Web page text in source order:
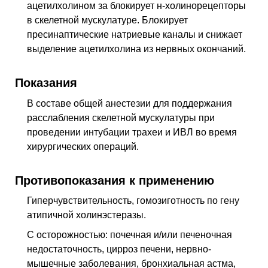
ацетилхолином за блокирует н-холинорецепторы
в скелетной мускулатуре. Блокирует
пресинаптические натриевые каналы и снижает
выделение ацетилхолина из нервных окончаний.
Показания
В составе общей анестезии для поддержания
расслабления скелетной мускулатуры при
проведении интубации трахеи и ИВЛ во время
хирургических операций.
Противопоказания к применению
Гиперчувствительность, гомозиготность по гену
атипичной холинэстеразы.
С осторожностью: почечная и/или печеночная
недостаточность, цирроз печени, нервно-
мышечные заболевания, бронхиальная астма,